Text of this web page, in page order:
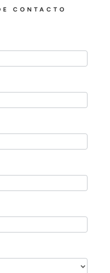
CONTACTO